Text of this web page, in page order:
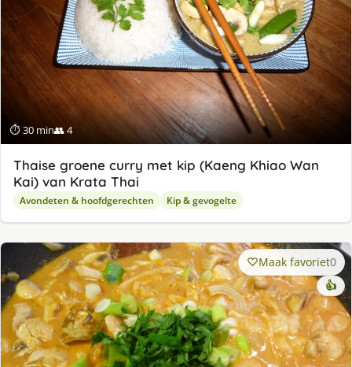
⏱ 30 min👥 4
Thaise groene curry met kip (Kaeng Khiao Wan
Kai) van Krata Thai
Avondeten & hoofdgerechten Kip & gevogelte
Maak favoriet0
👍